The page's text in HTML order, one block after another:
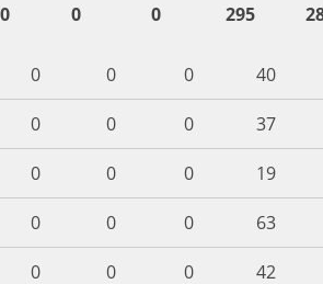
0 0 0 295
0 0 0
40
0 0 0
37
0 0 0
19
0 0 0
63
0 0 0
42